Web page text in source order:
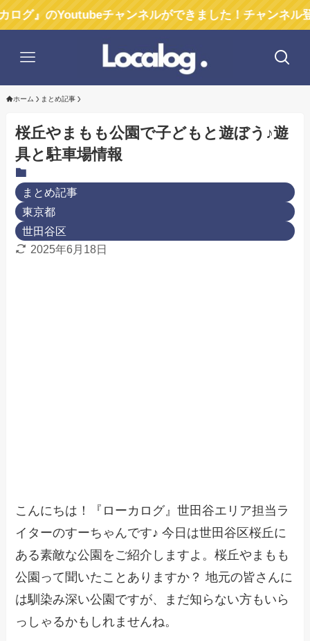
チャンネルができました！チャンネル登録お願い
ホーム まとめ記事
桜丘やまもも公園で子どもと遊ぼう♪遊
具と駐車場情報
まとめ記事
東京都
世田谷区
2025年6月18日
こんにちは！『ローカログ』世田谷エリア担当ラ
イターのすーちゃんです♪ 今日は世田谷区桜丘に
ある素敵な公園をご紹介しますよ。桜丘やまもも
公園って聞いたことありますか？ 地元の皆さんに
は馴染み深い公園ですが、まだ知らない方もいら
っしゃるかもしれませんね。